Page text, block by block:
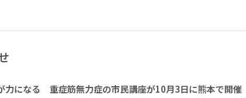
力になる 重症筋無力症の市民講座が10月3日に熊本で開催